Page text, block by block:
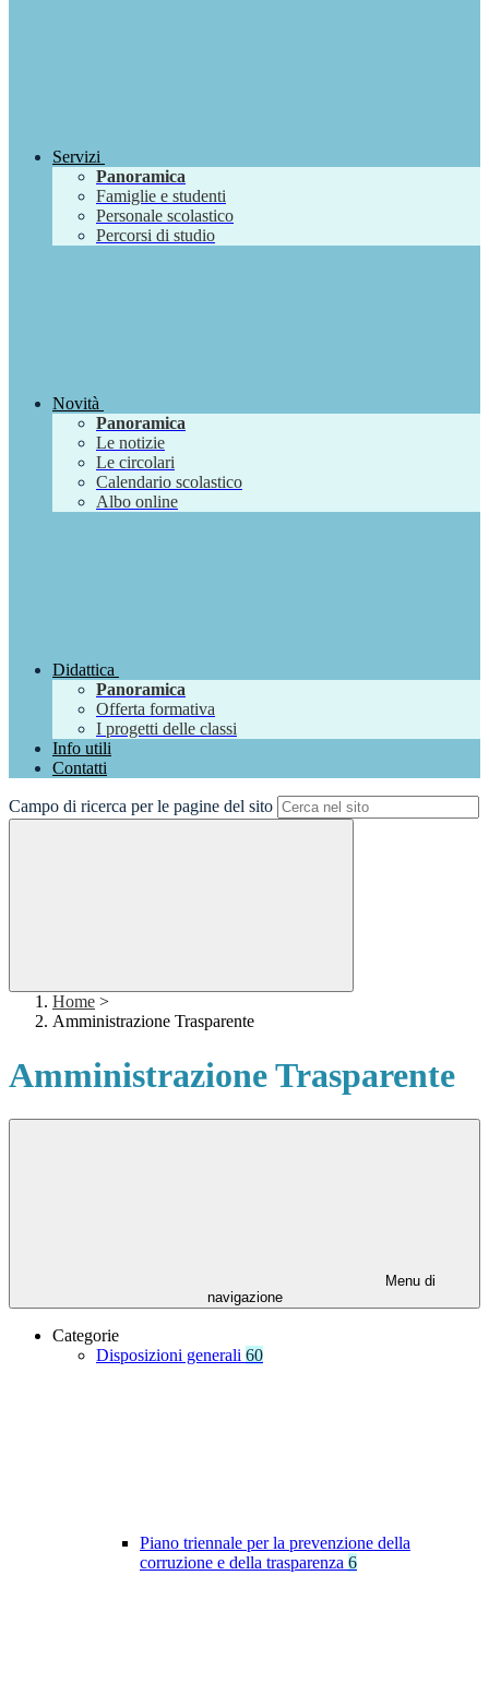
Servizi
Panoramica
Famiglie e studenti
Personale scolastico
Percorsi di studio
Novità
Panoramica
Le notizie
Le circolari
Calendario scolastico
Albo online
Didattica
Panoramica
Offerta formativa
I progetti delle classi
Info utili
Contatti
Campo di ricerca per le pagine del sito
Home >
Amministrazione Trasparente
Amministrazione Trasparente
Menu di
navigazione
Categorie
Disposizioni generali 60
Piano triennale per la prevenzione della
corruzione e della trasparenza 6